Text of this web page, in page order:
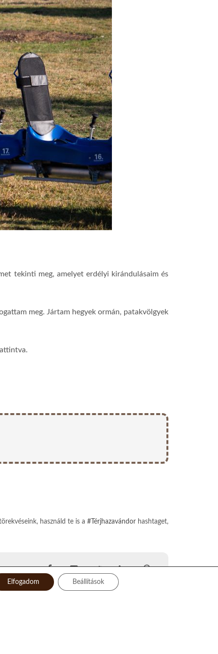
tekinti meg, amelyet erdélyi kirándulásaim és
meg. Jártam hegyek ormán, patakvölgyek
használd te is a #Térjhazavándor hashtaget,
FacebookInstagramTwitterLinkedIn
Elfogadom Beállítások